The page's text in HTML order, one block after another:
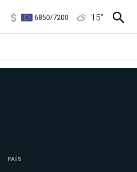
5900/5960
5900/5960
15°
PAÍS